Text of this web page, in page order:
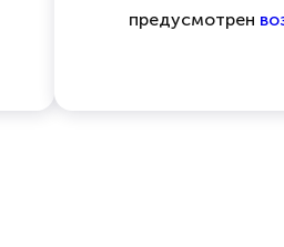
предусмотрен